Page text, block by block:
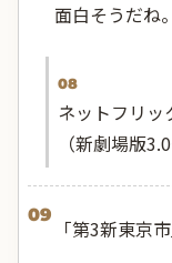
面白そうだね。
08
ネットフリ
（新劇場版
09
「第3新東京